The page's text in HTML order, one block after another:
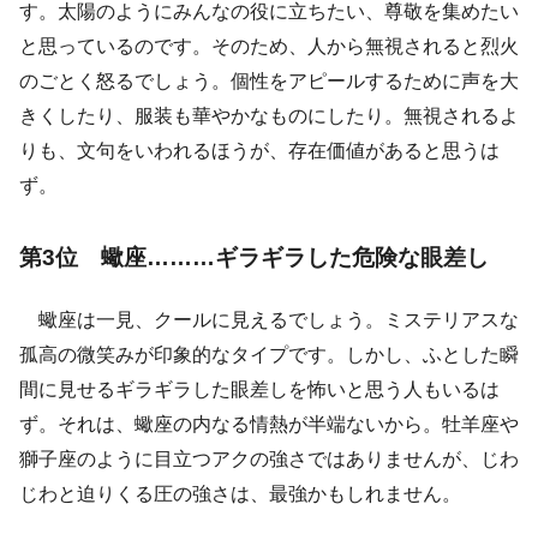
す。太陽のようにみんなの役に立ちたい、尊敬を集めたい
と思っているのです。そのため、人から無視されると烈火
のごとく怒るでしょう。個性をアピールするために声を大
きくしたり、服装も華やかなものにしたり。無視されるよ
りも、文句をいわれるほうが、存在価値があると思うは
ず。
第3位 蠍座………ギラギラした危険な眼差し
蠍座は一見、クールに見えるでしょう。ミステリアスな
孤高の微笑みが印象的なタイプです。しかし、ふとした瞬
間に見せるギラギラした眼差しを怖いと思う人もいるは
ず。それは、蠍座の内なる情熱が半端ないから。牡羊座や
獅子座のように目立つアクの強さではありませんが、じわ
じわと迫りくる圧の強さは、最強かもしれません。